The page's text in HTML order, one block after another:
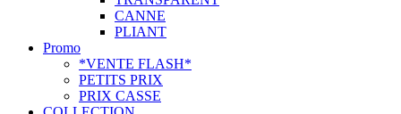
CANNE
PLIANT
Promo
*VENTE FLASH*
PETITS PRIX
PRIX CASSE